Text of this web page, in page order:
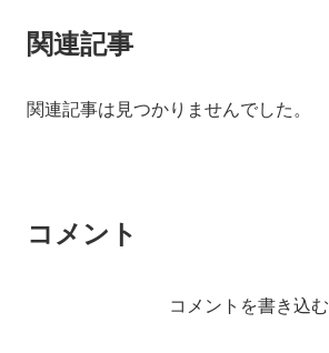
関連記事
関連記事は見つかりませんでした。
コメント
コメントを書き込む